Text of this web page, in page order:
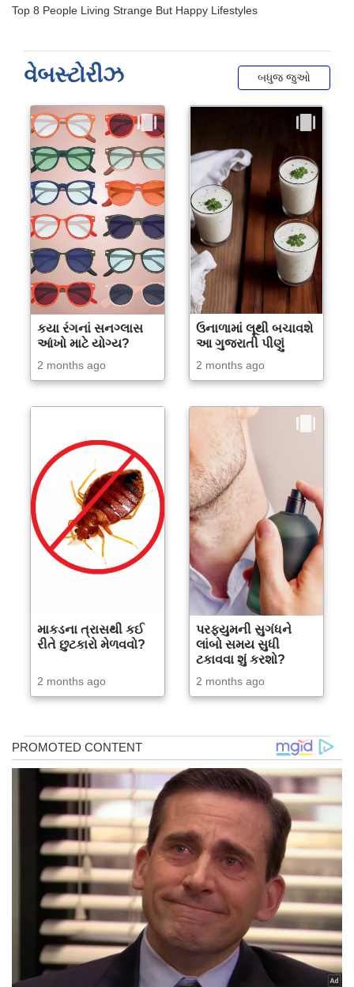
વેબસ્ટોરીઝ બધુજ જુઓ
કયા રંગનાં સનગ્લાસ
આંખો માટે યોગ્ય?
2 months ago
ઉનાળામાં લૂથી બચાવશે
આ ગુજરાતી પીણું
2 months ago
માકડના ત્રાસથી કઈ
રીતે છુટકારો મેળવવો?
2 months ago
પરફ્યુમની સુગંધને
લાંબો સમય સુધી
ટકાવવા શું કરશો?
2 months ago